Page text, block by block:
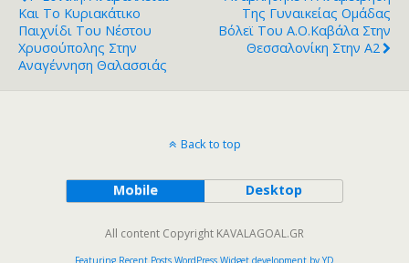
Και Το Κυριακάτικο
Παιχνίδι Του Νέστου
Χρυσούπολης Στην
Αναγέννηση Θαλασσιάς
Της Γυναικείας Ομάδας
Βόλεϊ Του Α.Ο.Καβάλα Στην
Θεσσαλονίκη Στην Α2
Back to top
Mobile Desktop
All content Copyright KAVALAGOAL.GR
Featuring Recent Posts WordPress Widget development by YD